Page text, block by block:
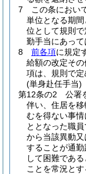
7
この条におい
単位となる期
位として規則で
勤手当にあっ
8
前各項に規定
給額の改定そ
項は、規則で定
(単身赴任手当)
第12条の2
公署
伴い、住居を
むを得ない事
ととなった職
から当該異動
することが通
して困難であ
ことを常況と